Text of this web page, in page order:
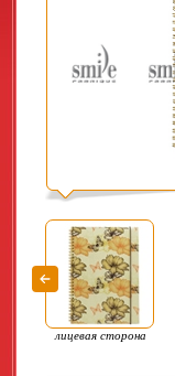
лицевая сторона